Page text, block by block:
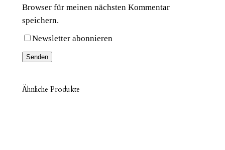
Browser für meinen nächsten Kommentar
speichern.
Newsletter abonnieren
Ähnliche Produkte